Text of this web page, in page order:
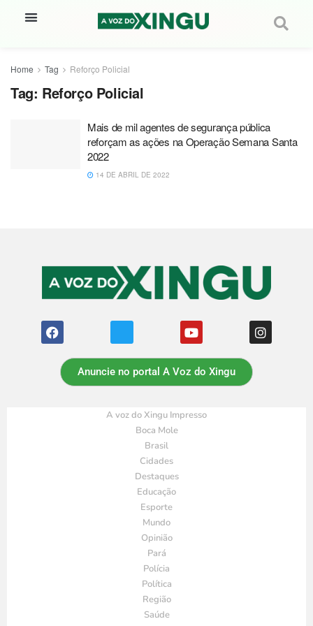
Home Tag Reforço Policial
Tag: Reforço Policial
Mais de mil agentes de segurança pública
reforçam as ações na Operação Semana Santa
2022
14 DE ABRIL DE 2022
Anuncie no portal A Voz do Xingu
A voz do Xingu Impresso
Boca Mole
Brasil
Cidades
Destaques
Educação
Esporte
Mundo
Opinião
Pará
Polícia
Política
Região
Saúde